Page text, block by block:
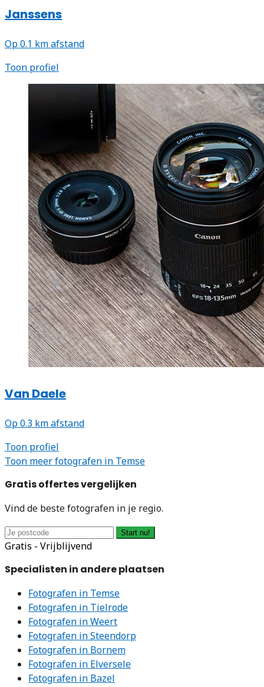
Janssens
Op 0.1 km afstand
Toon profiel
Van Daele
Op 0.3 km afstand
Toon profiel
Toon meer fotografen in Temse
Gratis offertes vergelijken
Vind de beste fotografen in je regio.
Start nu!
Gratis - Vrijblijvend
Specialisten in andere plaatsen
Fotografen in Temse
Fotografen in Tielrode
Fotografen in Weert
Fotografen in Steendorp
Fotografen in Bornem
Fotografen in Elversele
Fotografen in Bazel